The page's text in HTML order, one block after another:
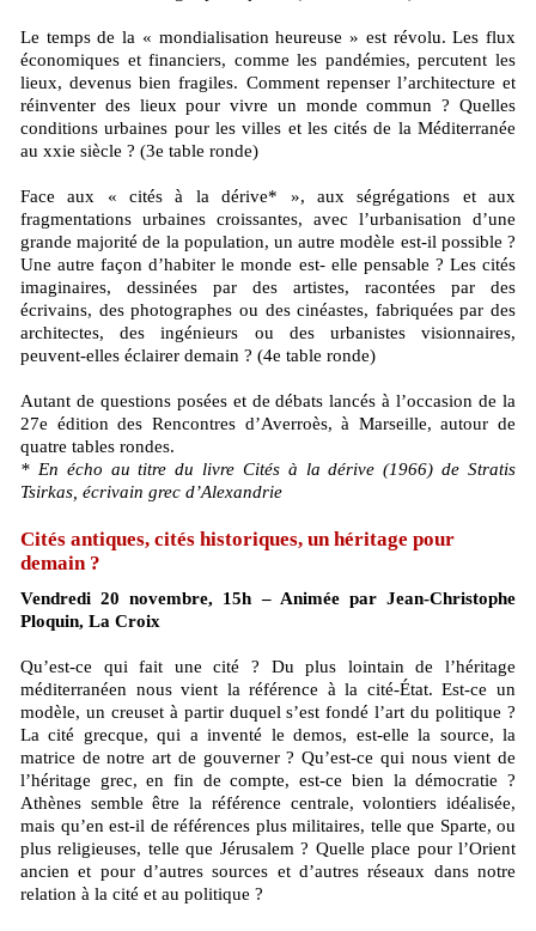
Le temps de la « mondialisation heureuse » est révolu. Les flux
économiques et financiers, comme les pandémies, percutent les
lieux, devenus bien fragiles. Comment repenser l’architecture et
réinventer des lieux pour vivre un monde commun ? Quelles
conditions urbaines pour les villes et les cités de la Méditerranée
au xxie siècle ? (3e table ronde)
Face aux « cités à la dérive* », aux ségrégations et aux
fragmentations urbaines croissantes, avec l’urbanisation d’une
grande majorité de la population, un autre modèle est-il possible ?
Une autre façon d’habiter le monde est- elle pensable ? Les cités
imaginaires, dessinées par des artistes, racontées par des
écrivains, des photographes ou des cinéastes, fabriquées par des
architectes, des ingénieurs ou des urbanistes visionnaires,
peuvent-elles éclairer demain ? (4e table ronde)
Autant de questions posées et de débats lancés à l’occasion de la
27e édition des Rencontres d’Averroès, à Marseille, autour de
quatre tables rondes.
* En écho au titre du livre Cités à la dérive (1966) de Stratis
Tsirkas, écrivain grec d’Alexandrie
Cités antiques, cités historiques, un héritage pour
demain ?
Vendredi 20 novembre, 15h – Animée par Jean-Christophe
Ploquin, La Croix
Qu’est-ce qui fait une cité ? Du plus lointain de l’héritage
méditerranéen nous vient la référence à la cité-État. Est-ce un
modèle, un creuset à partir duquel s’est fondé l’art du politique ?
La cité grecque, qui a inventé le demos, est-elle la source, la
matrice de notre art de gouverner ? Qu’est-ce qui nous vient de
l’héritage grec, en fin de compte, est-ce bien la démocratie ?
Athènes semble être la référence centrale, volontiers idéalisée,
mais qu’en est-il de références plus militaires, telle que Sparte, ou
plus religieuses, telle que Jérusalem ? Quelle place pour l’Orient
ancien et pour d’autres sources et d’autres réseaux dans notre
relation à la cité et au politique ?